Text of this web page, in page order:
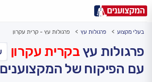
עירעיר: תל אביב, חיפה…
בעלי מקצוע פרגולות עץ פרגולות עץ - קרית עקרון
פרגולות עץבקרית עקרון
עם הפיקוח של המקצוענים